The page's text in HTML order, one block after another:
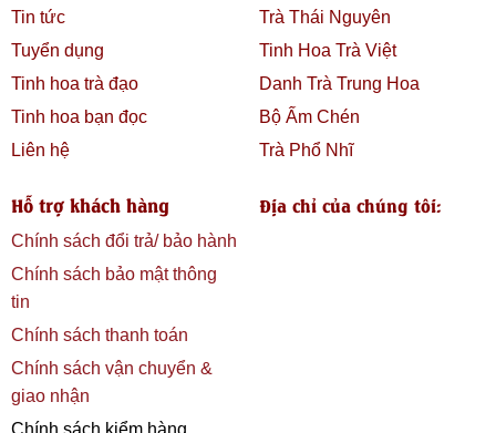
Tin tức
Tuyển dụng
Tinh hoa trà đạo
Tinh hoa bạn đọc
Liên hệ
Trà Thái Nguyên
Tinh Hoa Trà Việt
Danh Trà Trung Hoa
Bộ Ấm Chén
Trà Phổ Nhĩ
Hỗ trợ khách hàng
Chính sách đổi trả/ bảo hành
Chính sách bảo mật thông
tin
Chính sách thanh toán
Chính sách vận chuyển &
giao nhận
Địa chỉ của chúng tôi: